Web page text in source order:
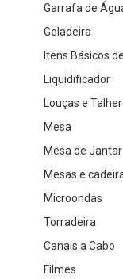
Garrafa de
Geladeira
Itens Básicos
Liquidificador
Louças e
Mesa
Mesa de Jantar
Mesas e
Microondas
Torradeira
Canais a Cabo
Filmes